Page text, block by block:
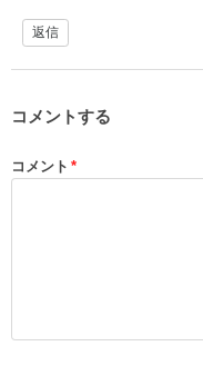
返信
コメントする
コメント *